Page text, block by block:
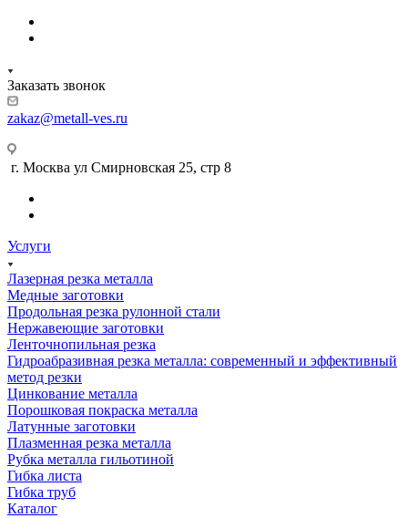
Заказать звонок
zakaz@metall-ves.ru
г. Москва ул Смирновская 25, стр 8
Услуги
Лазерная резка металла
Медные заготовки
Продольная резка рулонной стали
Нержавеющие заготовки
Ленточнопильная резка
Гидроабразивная резка металла: современный и эффективный
метод резки
Цинкование металла
Порошковая покраска металла
Латунные заготовки
Плазменная резка металла
Рубка металла гильотиной
Гибка листа
Гибка труб
Каталог